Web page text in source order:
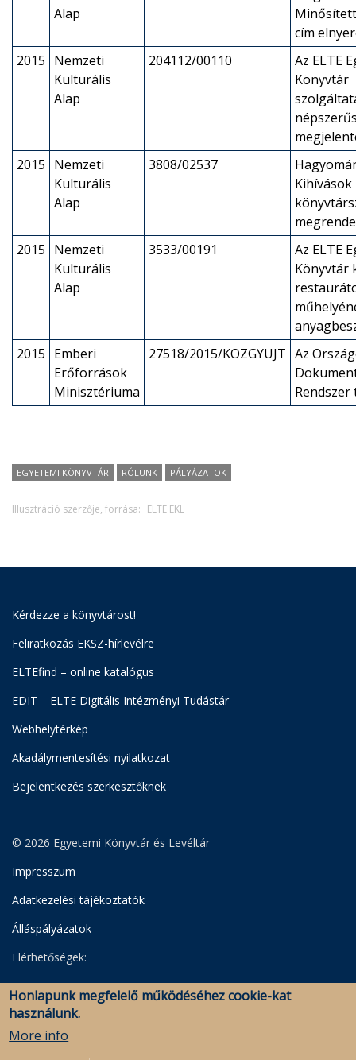
Alap
cím
2015 Nemzeti
Kulturális
Alap
204112/00110
Az ELTE
Könyvtár
2015 Nemzeti
Kulturális
Alap
3808/02537
Kihívások
2015 Nemzeti
Kulturális
Alap
3533/00191
Az ELTE
Könyvtár
2015 Emberi
Erőforrások
Minisztériuma
27518/2015/KOZGYUJT Az
EGYETEMI KÖNYVTÁR RÓLUNK PÁLYÁZATOK
Illusztráció szerzője, forrása: ELTE EKL
Kérdezze a könyvtárost!
Feliratkozás EKSZ-hírlevélre
ELTEfind – online katalógus
EDIT – ELTE Digitális Intézményi Tudástár
Webhelytérkép
Akadálymentesítési nyilatkozat
Bejelentkezés szerkesztőknek
© 2026 Egyetemi Könyvtár és Levéltár
Impresszum
Adatkezelési tájékoztatók
Álláspályázatok
Elérhetőségek:
Egyetemi Könyvtár
Levéltár
Honlapunk megfelelő működéséhez cookie-kat
használunk.
More info